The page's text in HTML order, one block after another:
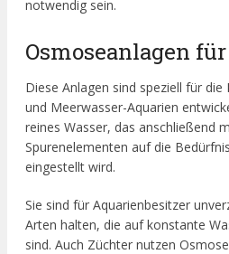
notwendig sein.
Osmoseanlagen
Diese Anlagen sind speziell für
und Meerwasser-Aquarien
reines Wasser, das anschließend
Spurenelementen auf die
eingestellt wird.
Sie sind für Aquarienbesitzer
Arten halten, die auf konstante
sind. Auch Züchter nutzen